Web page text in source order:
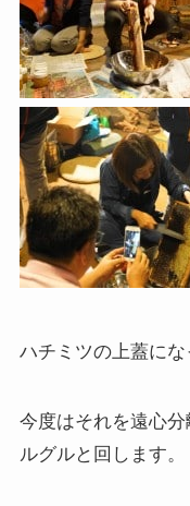
ハチミツの上蓋にな
今度はそれを遠心
ルグルと回します。